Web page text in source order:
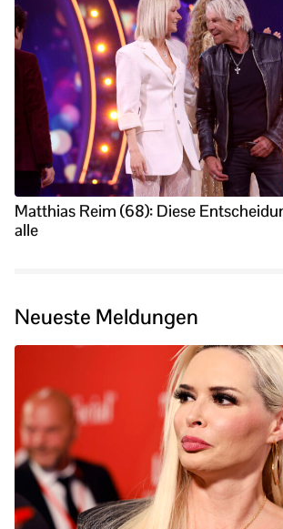
Matthias Reim (68): Diese
alle
Neueste Meldungen